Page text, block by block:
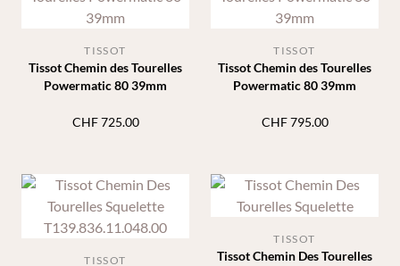
Tissot Chemin des Tourelles
Powermatic 80 39mm
TISSOT
CHF725.00
Tissot Chemin des Tourelles
Powermatic 80 39mm
TISSOT
CHF795.00
TISSOT
Tissot Chemin Des Tourelles
TISSOT